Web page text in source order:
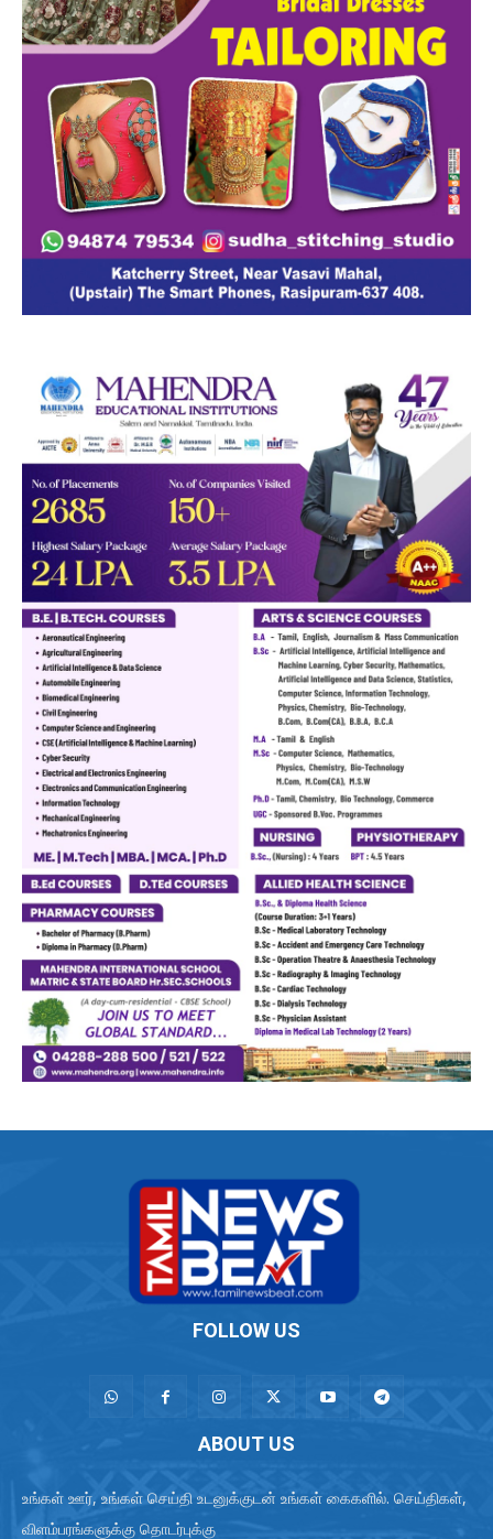
FOLLOW US
ABOUT US
உங்கள் ஊர், உங்கள் செய்தி உடனுக்குடன் உங்கள் கைகளில். செய்திகள்,
விளம்பரங்களுக்கு தொடர்புக்கு